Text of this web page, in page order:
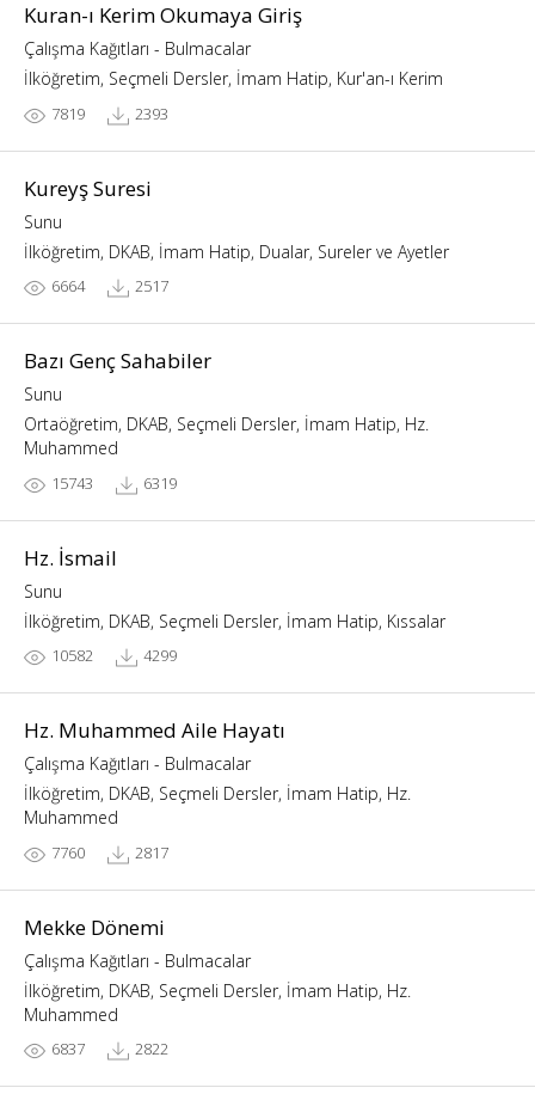
Kuran-ı Kerim Okumaya Giriş
Çalışma Kağıtları - Bulmacalar
İlköğretim, Seçmeli Dersler, İmam Hatip, Kur'an-ı Kerim
7819 2393
Kureyş Suresi
Sunu
İlköğretim, DKAB, İmam Hatip, Dualar, Sureler ve Ayetler
6664 2517
Bazı Genç Sahabiler
Sunu
Ortaöğretim, DKAB, Seçmeli Dersler, İmam Hatip, Hz.
Muhammed
15743 6319
Hz. İsmail
Sunu
İlköğretim, DKAB, Seçmeli Dersler, İmam Hatip, Kıssalar
10582 4299
Hz. Muhammed Aile Hayatı
Çalışma Kağıtları - Bulmacalar
İlköğretim, DKAB, Seçmeli Dersler, İmam Hatip, Hz.
Muhammed
7760 2817
Mekke Dönemi
Çalışma Kağıtları - Bulmacalar
İlköğretim, DKAB, Seçmeli Dersler, İmam Hatip, Hz.
Muhammed
6837 2822